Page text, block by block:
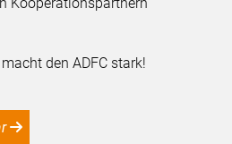
Kooperationspartnern
den ADFC stark!